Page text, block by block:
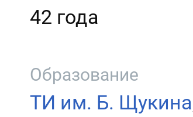
42 года
Образование
ТИ им. Б. Щукина